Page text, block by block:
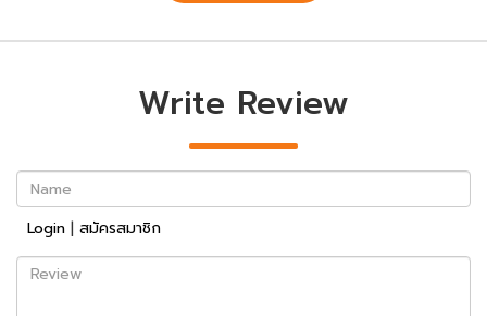
Write Review
Name
Login | สมัครสมาชิก
Review